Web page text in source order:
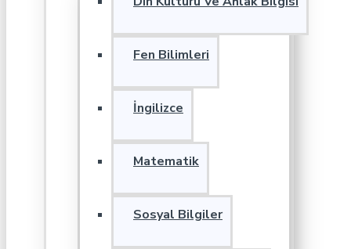
Fen Bilimleri
İngilizce
Matematik
Sosyal Bilgiler